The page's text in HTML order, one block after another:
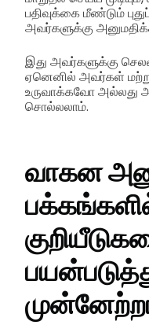
பதிவுக்கை மீண்டும்
அவர்களுக்கு
இது அவர்களுக்கு
ஏனெனில் அவர்கள்
உருவாக்கவோ அல்லது
சொல்லலாம்.
வாகன